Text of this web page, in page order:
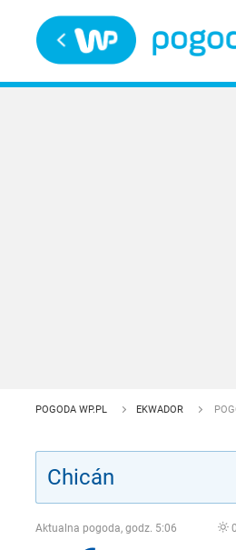
POGODA WP.PL EKWADOR
Aktualna pogoda, godz. 5:06